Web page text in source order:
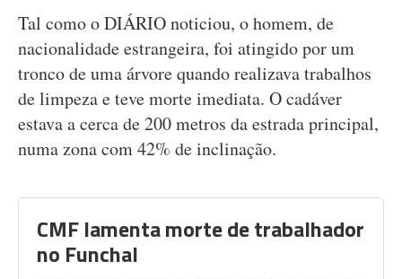
Tal como o DIÁRIO noticiou, o homem, de
nacionalidade estrangeira, foi atingido por um
tronco de uma árvore quando realizava trabalhos
de limpeza e teve morte imediata. O cadáver
estava a cerca de 200 metros da estrada principal,
numa zona com 42% de inclinação.
CMF lamenta morte de trabalhador
no Funchal